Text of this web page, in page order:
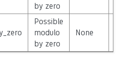
by zero
Possible
modulo
by zero
None